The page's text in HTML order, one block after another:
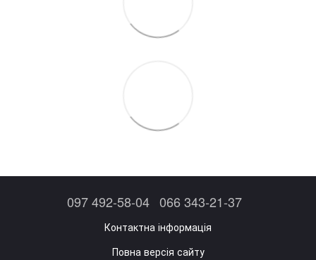
097 492-58-04 066 343-21-37
Контактна інформація
Повна версія сайту